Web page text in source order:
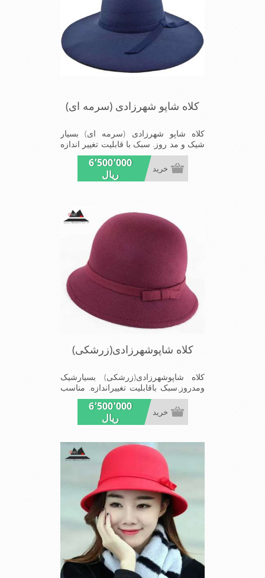
کلاه شاپو شهرزادی (سرمه ای)
کلاه شاپو شهرزادی (سرمه ای) بسیار
شیک و مد روز. سبک با قابلیت تغییر اندازه
. مناسب میهمانی ها و مجالس
6٬500٬000
ریال
خرید
کلاه شاپوشهرزادی(زرشکی)
کلاه شاپوشهرزادی(زرشکی) بسیارشیک
ومدروز.سبک باقابلیت تغییراندازه. مناسب
میهمانی هاومجالس
6٬500٬000
ریال
خرید